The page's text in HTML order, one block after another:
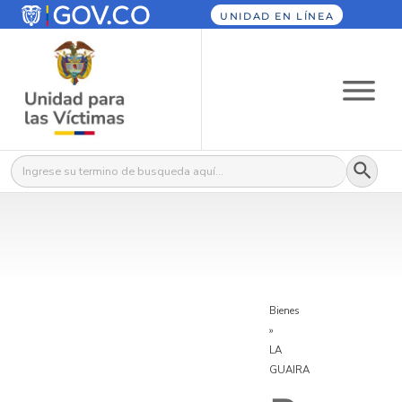
UNIDAD EN LÍNEA
Buscar: Botón
Bienes
»
LA
GUAIRA